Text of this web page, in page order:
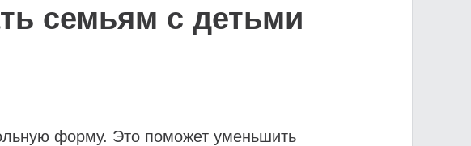
семьям с детьми
форму. Это поможет уменьшить